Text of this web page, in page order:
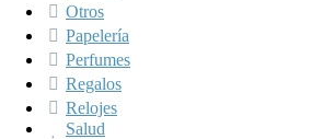
Otros
Papelería
Perfumes
Regalos
Relojes
Salud